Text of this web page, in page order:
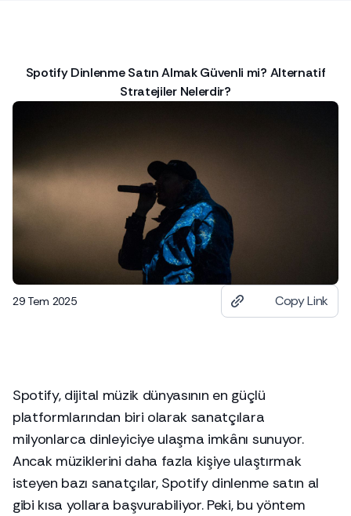
Spotify Dinlenme Satın Almak Güvenli mi? Alternatif
Stratejiler Nelerdir?
29 Tem 2025 Copy Link
Spotify, dijital müzik dünyasının en güçlü
platformlarından biri olarak sanatçılara
milyonlarca dinleyiciye ulaşma imkânı sunuyor.
Ancak müziklerini daha fazla kişiye ulaştırmak
isteyen bazı sanatçılar, Spotify dinlenme satın al
gibi kısa yollara başvurabiliyor. Peki, bu yöntem